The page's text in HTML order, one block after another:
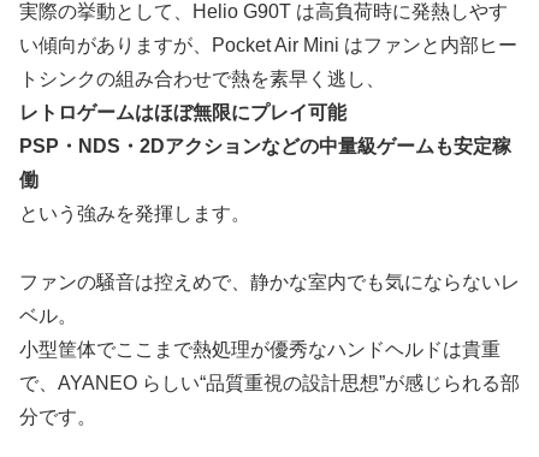
実際の挙動として、Helio G90T は高負荷時に発熱しやす
い傾向がありますが、Pocket Air Mini はファンと内部ヒー
トシンクの組み合わせで熱を素早く逃し、
レトロゲームはほぼ無限にプレイ可能
PSP・NDS・2Dアクションなどの中量級ゲームも安定稼
働
という強みを発揮します。
ファンの騒音は控えめで、静かな室内でも気にならないレ
ベル。
小型筐体でここまで熱処理が優秀なハンドヘルドは貴重
で、AYANEO らしい“品質重視の設計思想”が感じられる部
分です。